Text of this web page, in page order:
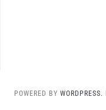
POWERED BY WORDPRESS.